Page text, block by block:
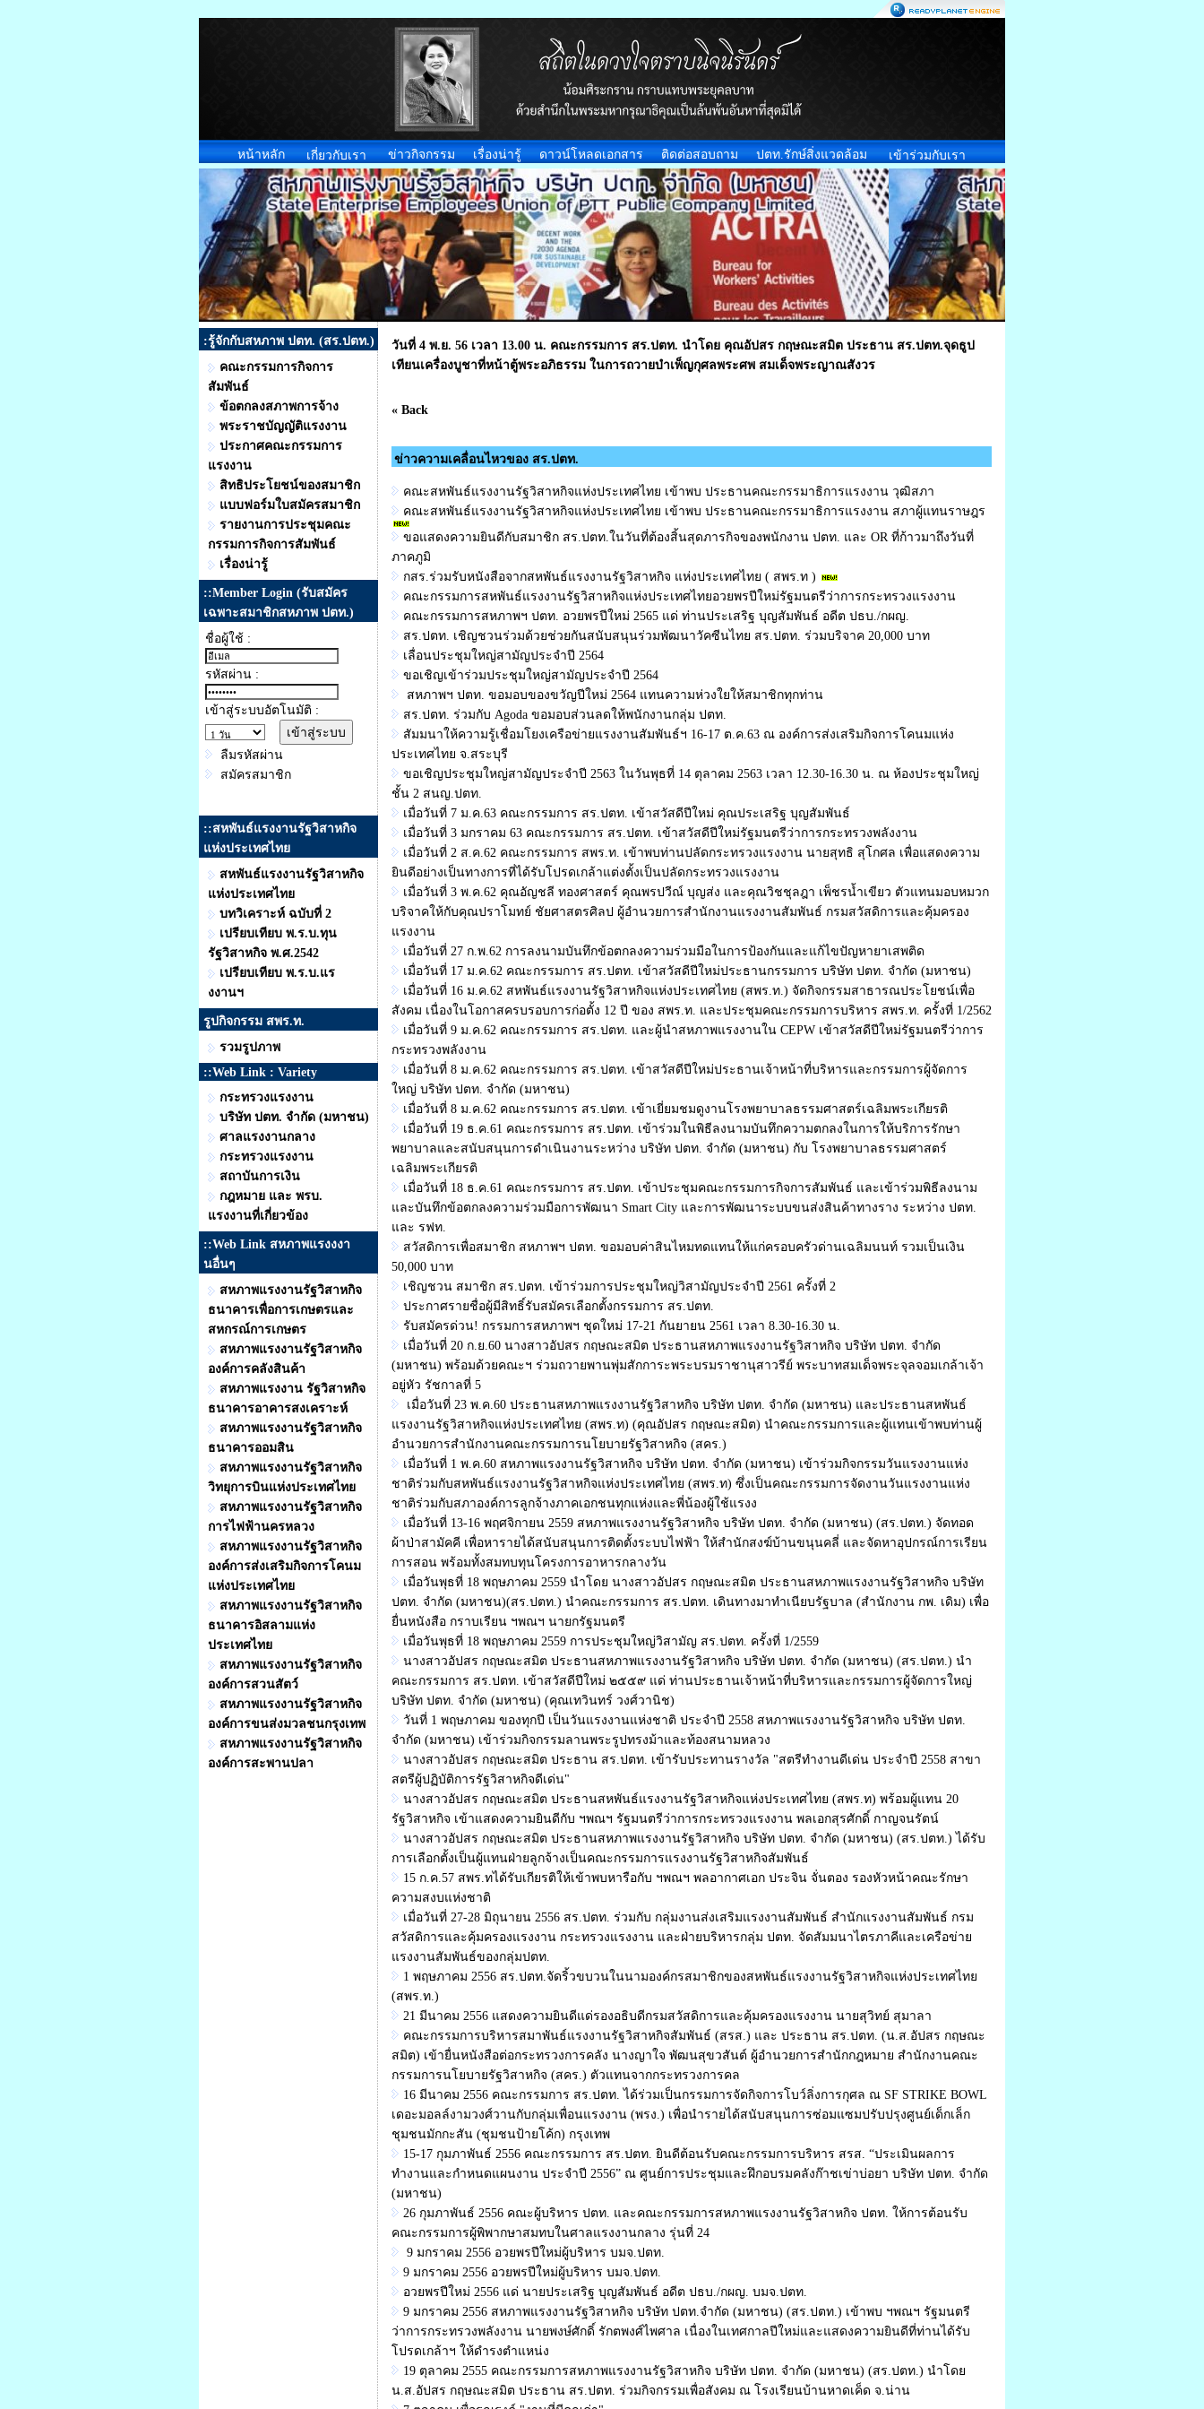
หน้าหลัก เกี่ยวกับเรา ข่าวกิจกรรม เรื่องน่ารู้ ดาวน์โหลดเอกสาร ติดต่อสอบถาม ปตท.รักษ์สิ่งแวดล้อม เข้าร่วมกับเรา
:รู้จักกับสหภาพ ปตท. (สร.ปตท.)
คณะกรรมการกิจการ
สัมพันธ์
ข้อตกลงสภาพการจ้าง
พระราชบัญญัติแรงงาน
ประกาศคณะกรรมการ
แรงงาน
สิทธิประโยชน์ของสมาชิก
แบบฟอร์มใบสมัครสมาชิก
รายงานการประชุมคณะ
กรรมการกิจการสัมพันธ์
เรื่องน่ารู้
::Member Login (รับสมัคร
เฉพาะสมาชิกสหภาพ ปตท.)
ชื่อผู้ใช้ :
รหัสผ่าน :
เข้าสู่ระบบอัตโนมัติ :
ลืมรหัสผ่าน
สมัครสมาชิก
::สหพันธ์แรงงานรัฐวิสาหกิจ
แห่งประเทศไทย
สหพันธ์แรงงานรัฐวิสาหกิจ
แห่งประเทศไทย
บทวิเคราะห์ ฉบับที่ 2
เปรียบเทียบ พ.ร.บ.ทุน
รัฐวิสาหกิจ พ.ศ.2542
เปรียบเทียบ พ.ร.บ.แร
งงานฯ
รูปกิจกรรม สพร.ท.
รวมรูปภาพ
::Web Link : Variety
กระทรวงแรงงาน
บริษัท ปตท. จำกัด (มหาชน)
ศาลแรงงานกลาง
กระทรวงแรงงาน
สถาบันการเงิน
กฎหมาย และ พรบ.
แรงงานที่เกี่ยวข้อง
::Web Link สหภาพแรงงงา
นอื่นๆ
สหภาพแรงงานรัฐวิสาหกิจ
ธนาคารเพื่อการเกษตรและ
สหกรณ์การเกษตร
สหภาพแรงงานรัฐวิสาหกิจ
องค์การคลังสินค้า
สหภาพแรงงาน รัฐวิสาหกิจ
ธนาคารอาคารสงเคราะห์
สหภาพแรงงานรัฐวิสาหกิจ
ธนาคารออมสิน
สหภาพแรงงานรัฐวิสาหกิจ
วิทยุการบินแห่งประเทศไทย
สหภาพแรงงานรัฐวิสาหกิจ
การไฟฟ้านครหลวง
สหภาพแรงงานรัฐวิสาหกิจ
องค์การส่งเสริมกิจการโคนม
แห่งประเทศไทย
สหภาพแรงงานรัฐวิสาหกิจ
ธนาคารอิสลามแห่ง
ประเทศไทย
สหภาพแรงงานรัฐวิสาหกิจ
องค์การสวนสัตว์
สหภาพแรงงานรัฐวิสาหกิจ
องค์การขนส่งมวลชนกรุงเทพ
สหภาพแรงงานรัฐวิสาหกิจ
องค์การสะพานปลา
วันที่ 4 พ.ย. 56 เวลา 13.00 น. คณะกรรมการ สร.ปตท. นำโดย คุณอัปสร กฤษณะสมิต ประธาน สร.ปตท.จุดธูป
เทียนเครื่องบูชาที่หน้าตู้พระอภิธรรม ในการถวายบำเพ็ญกุศลพระศพ สมเด็จพระญาณสังวร
« Back
ข่าวความเคลื่อนไหวของ สร.ปตท.
คณะสหพันธ์แรงงานรัฐวิสาหกิจแห่งประเทศไทย เข้าพบ ประธานคณะกรรมาธิการแรงงาน วุฒิสภา
คณะสหพันธ์แรงงานรัฐวิสาหกิจแห่งประเทศไทย เข้าพบ ประธานคณะกรรมาธิการแรงงาน สภาผู้แทนราษฎร
ขอแสดงความยินดีกับสมาชิก สร.ปตท.ในวันที่ต้องสิ้นสุดภารกิจของพนักงาน ปตท. และ OR ที่ก้าวมาถึงวันที่
ภาคภูมิ
กสร.ร่วมรับหนังสือจากสหพันธ์แรงงานรัฐวิสาหกิจ แห่งประเทศไทย ( สพร.ท )
คณะกรรมการสหพันธ์แรงงานรัฐวิสาหกิจแห่งประเทศไทยอวยพรปีใหม่รัฐมนตรีว่าการกระทรวงแรงงาน
คณะกรรมการสหภาพฯ ปตท. อวยพรปีใหม่ 2565 แด่ ท่านประเสริฐ บุญสัมพันธ์ อดีต ปธบ./กผญ.
สร.ปตท. เชิญชวนร่วมด้วยช่วยกันสนับสนุนร่วมพัฒนาวัคซีนไทย สร.ปตท. ร่วมบริจาค 20,000 บาท
เลื่อนประชุมใหญ่สามัญประจำปี 2564
ขอเชิญเข้าร่วมประชุมใหญ่สามัญประจำปี 2564
สหภาพฯ ปตท. ขอมอบของขวัญปีใหม่ 2564 แทนความห่วงใยให้สมาชิกทุกท่าน
สร.ปตท. ร่วมกับ Agoda ขอมอบส่วนลดให้พนักงานกลุ่ม ปตท.
สัมมนาให้ความรู้เชื่อมโยงเครือข่ายแรงงานสัมพันธ์ฯ 16-17 ต.ค.63 ณ องค์การส่งเสริมกิจการโคนมแห่ง
ประเทศไทย จ.สระบุรี
ขอเชิญประชุมใหญ่สามัญประจำปี 2563 ในวันพุธที่ 14 ตุลาคม 2563 เวลา 12.30-16.30 น. ณ ห้องประชุมใหญ่
ชั้น 2 สนญ.ปตท.
เมื่อวันที่ 7 ม.ค.63 คณะกรรมการ สร.ปตท. เข้าสวัสดีปีใหม่ คุณประเสริฐ บุญสัมพันธ์
เมื่อวันที่ 3 มกราคม 63 คณะกรรมการ สร.ปตท. เข้าสวัสดีปีใหม่รัฐมนตรีว่าการกระทรวงพลังงาน
เมื่อวันที่ 2 ส.ค.62 คณะกรรมการ สพร.ท. เข้าพบท่านปลัดกระทรวงแรงงาน นายสุทธิ สุโกศล เพื่อแสดงความ
ยินดีอย่างเป็นทางการที่ได้รับโปรดเกล้าแต่งตั้งเป็นปลัดกระทรวงแรงงาน
เมื่อวันที่ 3 พ.ค.62 คุณอัญชลี ทองศาสตร์ คุณพรปวีณ์ บุญส่ง และคุณวิชชุลฎา เพ็ชรน้ำเขียว ตัวแทนมอบหมวก
บริจาคให้กับคุณปราโมทย์ ชัยศาสตรศิลป ผู้อำนวยการสำนักงานแรงงานสัมพันธ์ กรมสวัสดิการและคุ้มครอง
แรงงาน
เมื่อวันที่ 27 ก.พ.62 การลงนามบันทึกข้อตกลงความร่วมมือในการป้องกันและแก้ไขปัญหายาเสพติด
เมื่อวันที่ 17 ม.ค.62 คณะกรรมการ สร.ปตท. เข้าสวัสดีปีใหม่ประธานกรรมการ บริษัท ปตท. จำกัด (มหาชน)
เมื่อวันที่ 16 ม.ค.62 สหพันธ์แรงงานรัฐวิสาหกิจแห่งประเทศไทย (สพร.ท.) จัดกิจกรรมสาธารณประโยชน์เพื่อ
สังคม เนื่องในโอกาสครบรอบการก่อตั้ง 12 ปี ของ สพร.ท. และประชุมคณะกรรมการบริหาร สพร.ท. ครั้งที่ 1/2562
เมื่อวันที่ 9 ม.ค.62 คณะกรรมการ สร.ปตท. และผู้นำสหภาพแรงงานใน CEPW เข้าสวัสดีปีใหม่รัฐมนตรีว่าการ
กระทรวงพลังงาน
เมื่อวันที่ 8 ม.ค.62 คณะกรรมการ สร.ปตท. เข้าสวัสดีปีใหม่ประธานเจ้าหน้าที่บริหารและกรรมการผู้จัดการ
ใหญ่ บริษัท ปตท. จำกัด (มหาชน)
เมื่อวันที่ 8 ม.ค.62 คณะกรรมการ สร.ปตท. เข้าเยี่ยมชมดูงานโรงพยาบาลธรรมศาสตร์เฉลิมพระเกียรติ
เมื่อวันที่ 19 ธ.ค.61 คณะกรรมการ สร.ปตท. เข้าร่วมในพิธีลงนามบันทึกความตกลงในการให้บริการรักษา
พยาบาลและสนับสนุนการดำเนินงานระหว่าง บริษัท ปตท. จำกัด (มหาชน) กับ โรงพยาบาลธรรมศาสตร์
เฉลิมพระเกียรติ
เมื่อวันที่ 18 ธ.ค.61 คณะกรรมการ สร.ปตท. เข้าประชุมคณะกรรมการกิจการสัมพันธ์ และเข้าร่วมพิธีลงนาม
และบันทึกข้อตกลงความร่วมมือการพัฒนา Smart City และการพัฒนาระบบขนส่งสินค้าทางราง ระหว่าง ปตท.
และ รฟท.
สวัสดิการเพื่อสมาชิก สหภาพฯ ปตท. ขอมอบค่าสินไหมทดแทนให้แก่ครอบครัวด่านเฉลิมนนท์ รวมเป็นเงิน
50,000 บาท
เชิญชวน สมาชิก สร.ปตท. เข้าร่วมการประชุมใหญ่วิสามัญประจำปี 2561 ครั้งที่ 2
ประกาศรายชื่อผู้มีสิทธิ์รับสมัครเลือกตั้งกรรมการ สร.ปตท.
รับสมัครด่วน! กรรมการสหภาพฯ ชุดใหม่ 17-21 กันยายน 2561 เวลา 8.30-16.30 น.
เมื่อวันที่ 20 ก.ย.60 นางสาวอัปสร กฤษณะสมิต ประธานสหภาพแรงงานรัฐวิสาหกิจ บริษัท ปตท. จำกัด
(มหาชน) พร้อมด้วยคณะฯ ร่วมถวายพานพุ่มสักการะพระบรมราชานุสาวรีย์ พระบาทสมเด็จพระจุลจอมเกล้าเจ้า
อยู่หัว รัชกาลที่ 5
เมื่อวันที่ 23 พ.ค.60 ประธานสหภาพแรงงานรัฐวิสาหกิจ บริษัท ปตท. จำกัด (มหาชน) และประธานสหพันธ์
แรงงานรัฐวิสาหกิจแห่งประเทศไทย (สพร.ท) (คุณอัปสร กฤษณะสมิต) นำคณะกรรมการและผู้แทนเข้าพบท่านผู้
อำนวยการสำนักงานคณะกรรมการนโยบายรัฐวิสาหกิจ (สคร.)
เมื่อวันที่ 1 พ.ค.60 สหภาพแรงงานรัฐวิสาหกิจ บริษัท ปตท. จำกัด (มหาชน) เข้าร่วมกิจกรรมวันแรงงานแห่ง
ชาติร่วมกับสหพันธ์แรงงานรัฐวิสาหกิจแห่งประเทศไทย (สพร.ท) ซึ่งเป็นคณะกรรมการจัดงานวันแรงงานแห่ง
ชาติร่วมกับสภาองค์การลูกจ้างภาคเอกชนทุกแห่งและพี่น้องผู้ใช้แรงง
เมื่อวันที่ 13-16 พฤศจิกายน 2559 สหภาพแรงงานรัฐวิสาหกิจ บริษัท ปตท. จำกัด (มหาชน) (สร.ปตท.) จัดทอด
ผ้าป่าสามัคคี เพื่อหารายได้สนับสนุนการติดตั้งระบบไฟฟ้า ให้สำนักสงฆ์บ้านขนุนคลี่ และจัดหาอุปกรณ์การเรียน
การสอน พร้อมทั้งสมทบทุนโครงการอาหารกลางวัน
เมื่อวันพุธที่ 18 พฤษภาคม 2559 นำโดย นางสาวอัปสร กฤษณะสมิต ประธานสหภาพแรงงานรัฐวิสาหกิจ บริษัท
ปตท. จำกัด (มหาชน)(สร.ปตท.) นำคณะกรรมการ สร.ปตท. เดินทางมาทำเนียบรัฐบาล (สำนักงาน กพ. เดิม) เพื่อ
ยื่นหนังสือ กราบเรียน ฯพณฯ นายกรัฐมนตรี
เมื่อวันพุธที่ 18 พฤษภาคม 2559 การประชุมใหญ่วิสามัญ สร.ปตท. ครั้งที่ 1/2559
นางสาวอัปสร กฤษณะสมิต ประธานสหภาพแรงงานรัฐวิสาหกิจ บริษัท ปตท. จำกัด (มหาชน) (สร.ปตท.) นำ
คณะกรรมการ สร.ปตท. เข้าสวัสดีปีใหม่ ๒๕๕๙ แด่ ท่านประธานเจ้าหน้าที่บริหารและกรรมการผู้จัดการใหญ่
บริษัท ปตท. จำกัด (มหาชน) (คุณเทวินทร์ วงศ์วานิช)
วันที่ 1 พฤษภาคม ของทุกปี เป็นวันแรงงานแห่งชาติ ประจำปี 2558 สหภาพแรงงานรัฐวิสาหกิจ บริษัท ปตท.
จำกัด (มหาชน) เข้าร่วมกิจกรรมลานพระรูปทรงม้าและท้องสนามหลวง
นางสาวอัปสร กฤษณะสมิต ประธาน สร.ปตท. เข้ารับประทานรางวัล "สตรีทำงานดีเด่น ประจำปี 2558 สาขา
สตรีผู้ปฏิบัติการรัฐวิสาหกิจดีเด่น"
นางสาวอัปสร กฤษณะสมิต ประธานสหพันธ์แรงงานรัฐวิสาหกิจแห่งประเทศไทย (สพร.ท) พร้อมผู้แทน 20
รัฐวิสาหกิจ เข้าแสดงความยินดีกับ ฯพณฯ รัฐมนตรีว่าการกระทรวงแรงงาน พลเอกสุรศักดิ์ กาญจนรัตน์
นางสาวอัปสร กฤษณะสมิต ประธานสหภาพแรงงานรัฐวิสาหกิจ บริษัท ปตท. จำกัด (มหาชน) (สร.ปตท.) ได้รับ
การเลือกตั้งเป็นผู้แทนฝ่ายลูกจ้างเป็นคณะกรรมการแรงงานรัฐวิสาหกิจสัมพันธ์
15 ก.ค.57 สพร.ทได้รับเกียรติให้เข้าพบหารือกับ ฯพณฯ พลอากาศเอก ประจิน จั่นตอง รองหัวหน้าคณะรักษา
ความสงบแห่งชาติ
เมื่อวันที่ 27-28 มิถุนายน 2556 สร.ปตท. ร่วมกับ กลุ่มงานส่งเสริมแรงงานสัมพันธ์ สำนักแรงงานสัมพันธ์ กรม
สวัสดิการและคุ้มครองแรงงาน กระทรวงแรงงาน และฝ่ายบริหารกลุ่ม ปตท. จัดสัมมนาไตรภาคีและเครือข่าย
แรงงานสัมพันธ์ของกลุ่มปตท.
1 พฤษภาคม 2556 สร.ปตท.จัดริ้วขบวนในนามองค์กรสมาชิกของสหพันธ์แรงงานรัฐวิสาหกิจแห่งประเทศไทย
(สพร.ท.)
21 มีนาคม 2556 แสดงความยินดีแด่รองอธิบดีกรมสวัสดิการและคุ้มครองแรงงาน นายสุวิทย์ สุมาลา
คณะกรรมการบริหารสมาพันธ์แรงงานรัฐวิสาหกิจสัมพันธ์ (สรส.) และ ประธาน สร.ปตท. (น.ส.อัปสร กฤษณะ
สมิต) เข้ายื่นหนังสือต่อกระทรวงการคลัง นางญาใจ พัฒนสุขวสันต์ ผู้อำนวยการสำนักกฎหมาย สำนักงานคณะ
กรรมการนโยบายรัฐวิสาหกิจ (สคร.) ตัวแทนจากกระทรวงการคล
16 มีนาคม 2556 คณะกรรมการ สร.ปตท. ได้ร่วมเป็นกรรมการจัดกิจการโบว์ลิ่งการกุศล ณ SF STRIKE BOWL
เดอะมอลล์งามวงศ์วานกับกลุ่มเพื่อนแรงงาน (พรง.) เพื่อนำรายได้สนับสนุนการซ่อมแซมปรับปรุงศูนย์เด็กเล็ก
ชุมชนมักกะสัน (ชุมชนป้ายโค้ก) กรุงเทพ
15-17 กุมภาพันธ์ 2556 คณะกรรมการ สร.ปตท. ยินดีต้อนรับคณะกรรมการบริหาร สรส. “ประเมินผลการ
ทำงานและกำหนดแผนงาน ประจำปี 2556” ณ ศูนย์การประชุมและฝึกอบรมคลังก๊าชเข่าบ่อยา บริษัท ปตท. จำกัด
(มหาชน)
26 กุมภาพันธ์ 2556 คณะผู้บริหาร ปตท. และคณะกรรมการสหภาพแรงงานรัฐวิสาหกิจ ปตท. ให้การต้อนรับ
คณะกรรมการผู้พิพากษาสมทบในศาลแรงงานกลาง รุ่นที่ 24
9 มกราคม 2556 อวยพรปีใหม่ผู้บริหาร บมจ.ปตท.
9 มกราคม 2556 อวยพรปีใหม่ผู้บริหาร บมจ.ปตท.
อวยพรปีใหม่ 2556 แด่ นายประเสริฐ บุญสัมพันธ์ อดีต ปธบ./กผญ. บมจ.ปตท.
9 มกราคม 2556 สหภาพแรงงานรัฐวิสาหกิจ บริษัท ปตท.จำกัด (มหาชน) (สร.ปตท.) เข้าพบ ฯพณฯ รัฐมนตรี
ว่าการกระทรวงพลังงาน นายพงษ์ศักดิ์ รักตพงศ์ไพศาล เนื่องในเทศกาลปีใหม่และแสดงความยินดีที่ท่านได้รับ
โปรดเกล้าฯ ให้ดำรงตำแหน่ง
19 ตุลาคม 2555 คณะกรรมการสหภาพแรงงานรัฐวิสาหกิจ บริษัท ปตท. จำกัด (มหาชน) (สร.ปตท.) นำโดย
น.ส.อัปสร กฤษณะสมิต ประธาน สร.ปตท. ร่วมกิจกรรมเพื่อสังคม ณ โรงเรียนบ้านหาดเค็ด จ.น่าน